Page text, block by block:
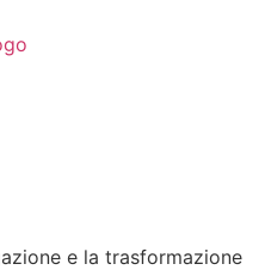
e la trasformazione